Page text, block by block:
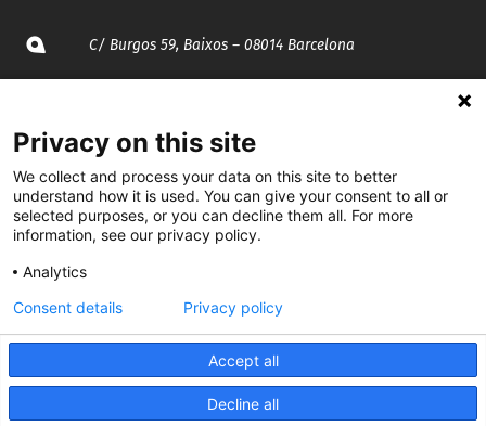
C/ Burgos 59, Baixos – 08014 Barcelona
935 120 481
@CGTCatalunya
CGTCatalunya
cgtcatalunya
Privacy on this site
We collect and process your data on this site to better
understand how it is used. You can give your consent to all or
selected purposes, or you can decline them all. For more
information, see our privacy policy.
Analytics
Accept all
Decline all
Consent details Privacy policy